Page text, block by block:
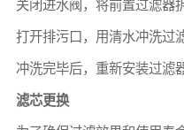
关闭进水阀，将前置过滤器
打开排污口，用清水冲洗过
冲洗完毕后，重新安装过滤
滤芯更换